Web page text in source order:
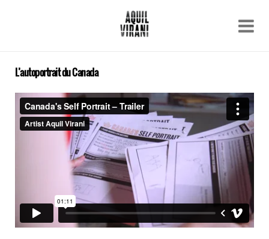
Archive
Contact
L’autoportrait du Canada